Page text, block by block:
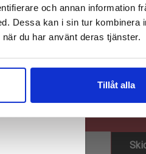
och annan information
Dessa kan i sin tur kombinera
du har använt deras tjänster.
Tillåt alla